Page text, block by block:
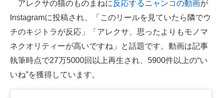
ITの今と未来を見通す
スマホと通信の最新トレンド
進化するPCとデバイスの未来
好きが集まる 比べて選べる
アレクサの猫のものまねに 反応するニャンコの動画が
Instagramに投稿され、「このリールを見ていたら隣でウ
チのキジトラが反応」「アレクサ、思ったよりもモノマ
ネクオリティーが高いですね」と話題です。動画は記事
執筆時点で27万5000回以上再生され、5900件以上の“い
いね”を獲得しています。